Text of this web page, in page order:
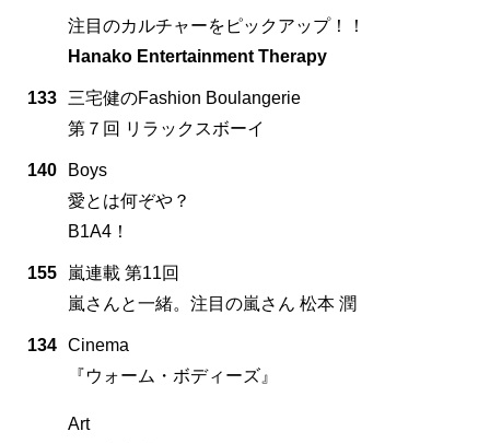
注目のカルチャーをピックアップ！！
Hanako Entertainment Therapy
133
三宅健のFashion Boulangerie
第７回 リラックスボーイ
140
Boys
愛とは何ぞや？
B1A4！
155
嵐連載 第11回
嵐さんと一緒。注目の嵐さん 松本 潤
134 Cinema
『ウォーム・ボディーズ』
Art